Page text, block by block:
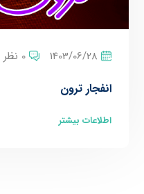
1403/06/28 0 نظر
انفجار ترون
اطلاعات بیشتر